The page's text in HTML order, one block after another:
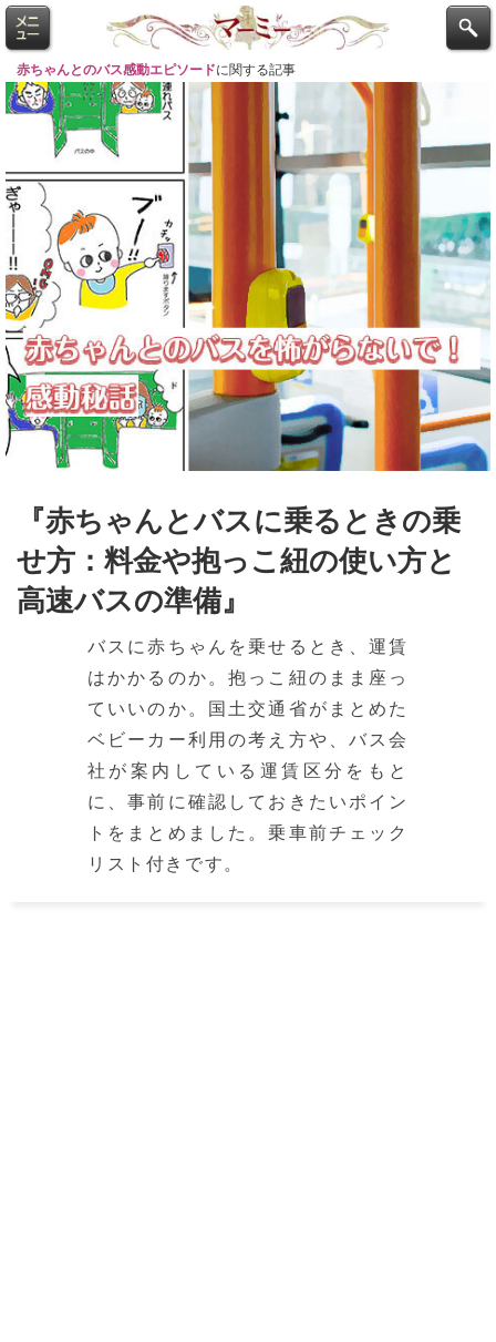
赤ちゃんとのバス感動エピソードに関する記事
『赤ちゃんとバスに乗るときの乗
せ方：料金や抱っこ紐の使い方と
高速バスの準備』
バスに赤ちゃんを乗せるとき、運賃
はかかるのか。抱っこ紐のまま座っ
ていいのか。国土交通省がまとめた
ベビーカー利用の考え方や、バス会
社が案内している運賃区分をもと
に、事前に確認しておきたいポイン
トをまとめました。乗車前チェック
リスト付きです。